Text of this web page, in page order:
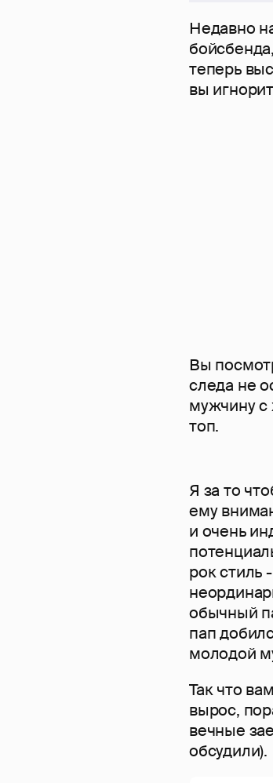
Недавно
теперь
вы
Вы
следа не
мужчину с
топ.
Я за то
ему
и очень
рок стиль
обычный
пап
молодой
Так что
вырос,
вечные
обсудили).